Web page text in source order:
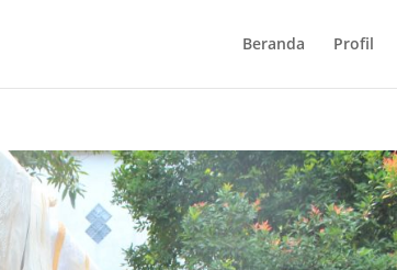
Beranda Profil